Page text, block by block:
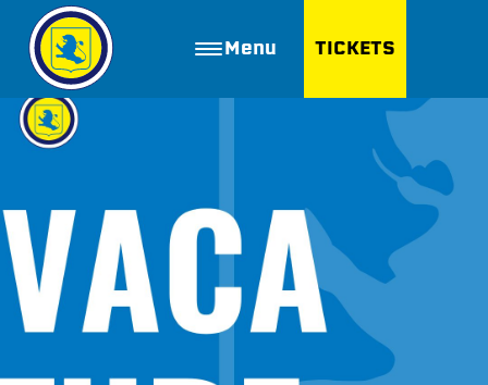
Menu TICKETS
ZOEKEN
Webshop
Nieuws
Vacatures